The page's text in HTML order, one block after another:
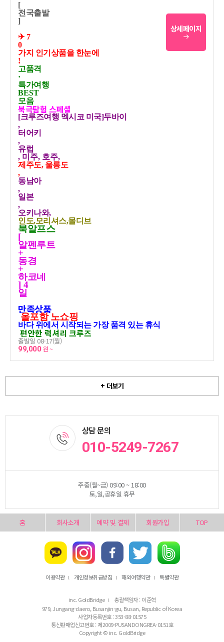
[
전국출발
]
✈ 7
0
가지 인기상품을 한눈에
!
고품격
·
특가여행
BEST
모음
북극탐험 스페셜
[크루즈여행 멕시코 미국]두바이
,
터어키
,
유럽
, 미주, 호주,
제주도, 울릉도
,
동남아
,
일본
,
오키나와,
인도,모리셔스,몰디브
북알프스
[
알펜루트
+
동경
+
하코네
] 4
일
만족상품
올포함 노쇼핑
바다 위에서 시작되는 가장 품격 있는 휴식
편안한 럭셔리 크루즈
출발일 08-17(월)
99,000원 ~
상세페이지
+ 더보기
상담 문의
010-5249-7267
주중(월~금) 09:00 ~ 18:00
토,일,공휴일 휴무
홈 회사소개 예약 및 결제 회원가입 TOP
이용약관 l 개인정보취급방침 l 해외여행약관 l 특별약관
inc. GoldBridge l
총괄책임자 : 이준혁
979, Jungang-daero, Busanjin-gu, Busan, Republic of Korea
사업자등록번호 : 353-88-01575
통신판매업신고번호 : 제2009-PUSANDONGREA-0151호
Copyright © inc. GoldBridge